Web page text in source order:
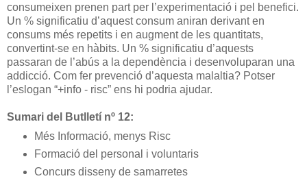
consumeixen prenen part per l’experimentació i pel benefici.
Un % significatiu d’aquest consum aniran derivant en
consums més repetits i en augment de les quantitats,
convertint-se en hàbits. Un % significatiu d’aquests
passaran de l’abús a la dependència i desenvoluparan una
addicció. Com fer prevenció d’aquesta malaltia? Potser
l’eslogan “+info - risc” ens hi podria ajudar.
Sumari del Butlletí nº 12:
Més Informació, menys Risc
Formació del personal i voluntaris
Concurs disseny de samarretes